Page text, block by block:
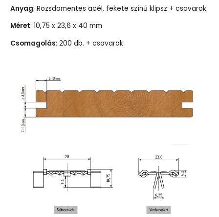
Anyag: Rozsdamentes acél, fekete színű klipsz + csavarok
Méret: 10,75 x 23,6 x 40 mm
Csomagolás: 200 db. + csavarok